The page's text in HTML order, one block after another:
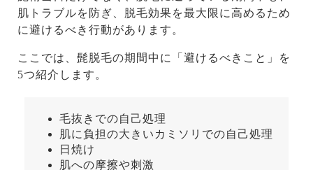
肌トラブルを防ぎ、脱毛効果を最大限に高めるため
に避けるべき行動があります。
ここでは、髭脱毛の期間中に「避けるべきこと」を
5つ紹介します。
毛抜きでの自己処理
肌に負担の大きいカミソリでの自己処理
日焼け
肌への摩擦や刺激